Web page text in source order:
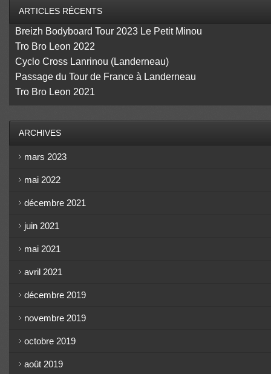
ARTICLES RÉCENTS
Breizh Bodyboard Tour 2023 Le Petit Minou
Tro Bro Leon 2022
Cyclo Cross Lanrinou (Landerneau)
Passage du Tour de France à Landerneau
Tro Bro Leon 2021
ARCHIVES
mars 2023
mai 2022
décembre 2021
juin 2021
mai 2021
avril 2021
décembre 2019
novembre 2019
octobre 2019
août 2019